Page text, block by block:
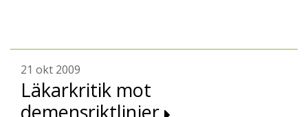
21 okt 2009
Läkarkritik mot
demensriktlinjer